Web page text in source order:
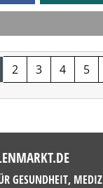
2 3 4 5
GESUNDHEIT,